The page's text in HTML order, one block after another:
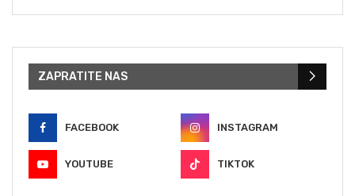
ZAPRATITE NAS
FACEBOOK INSTAGRAM
YOUTUBE TIKTOK